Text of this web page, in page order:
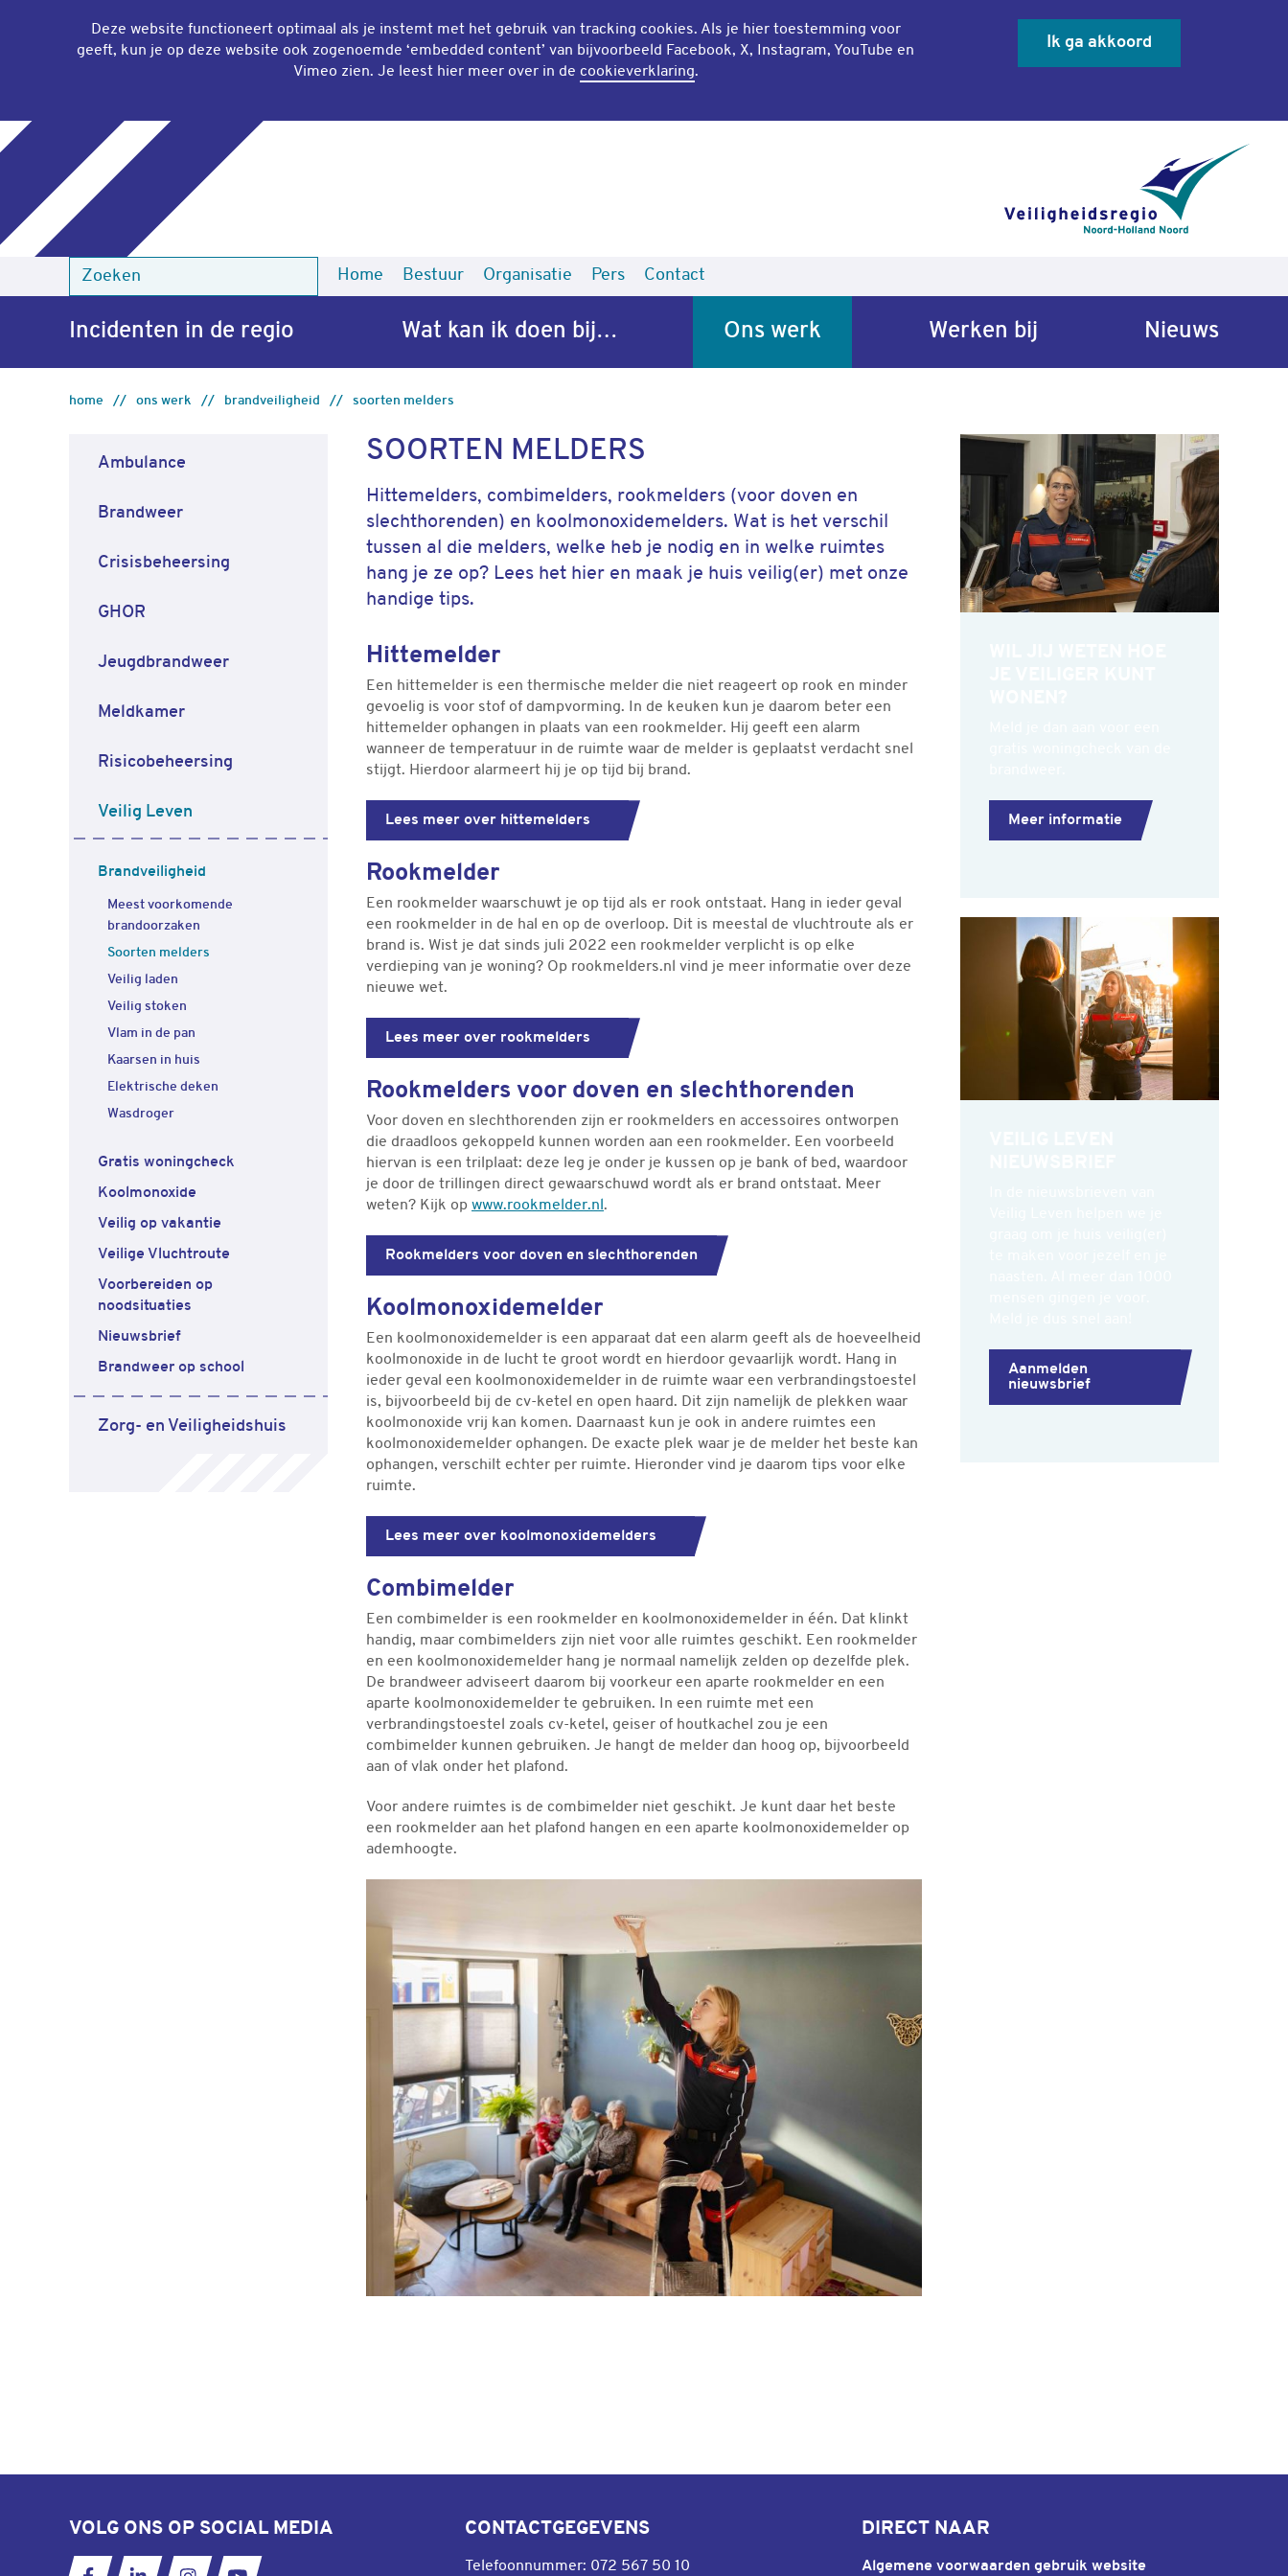
Deze website functioneert optimaal als je instemt met het gebruik van tracking cookies. Als je hier toestemming voor
geeft, kun je op deze website ook zogenoemde ‘embedded content’ van bijvoorbeeld Facebook, X, Instagram, YouTube en
Vimeo zien. Je leest hier meer over in de cookieverklaring.
Ik ga akkoord
Home Bestuur Organisatie Pers Contact
Zoeken
Incidenten in de regio Wat kan ik doen bij… Ons werk Werken bij Nieuws
home ons werk brandveiligheid soorten melders
Ambulance
Brandweer
Crisisbeheersing
GHOR
Jeugdbrandweer
Meldkamer
Risicobeheersing
Veilig Leven
Brandveiligheid
Meest voorkomende
brandoorzaken
Soorten melders
Veilig laden
Veilig stoken
Vlam in de pan
Kaarsen in huis
Elektrische deken
Wasdroger
Gratis woningcheck
Koolmonoxide
Veilig op vakantie
Veilige Vluchtroute
Voorbereiden op
noodsituaties
Nieuwsbrief
Brandweer op school
Zorg- en Veiligheidshuis
SOORTEN MELDERS
Hittemelders, combimelders, rookmelders (voor doven en
slechthorenden) en koolmonoxidemelders. Wat is het verschil
tussen al die melders, welke heb je nodig en in welke ruimtes
hang je ze op? Lees het hier en maak je huis veilig(er) met onze
handige tips.
Hittemelder
Een hittemelder is een thermische melder die niet reageert op rook en minder
gevoelig is voor stof of dampvorming. In de keuken kun je daarom beter een
hittemelder ophangen in plaats van een rookmelder. Hij geeft een alarm
wanneer de temperatuur in de ruimte waar de melder is geplaatst verdacht snel
stijgt. Hierdoor alarmeert hij je op tijd bij brand.
Lees meer over hittemelders
Rookmelder
Een rookmelder waarschuwt je op tijd als er rook ontstaat. Hang in ieder geval
een rookmelder in de hal en op de overloop. Dit is meestal de vluchtroute als er
brand is. Wist je dat sinds juli 2022 een rookmelder verplicht is op elke
verdieping van je woning? Op rookmelders.nl vind je meer informatie over deze
nieuwe wet.
Lees meer over rookmelders
Rookmelders voor doven en slechthorenden
Voor doven en slechthorenden zijn er rookmelders en accessoires ontworpen
die draadloos gekoppeld kunnen worden aan een rookmelder. Een voorbeeld
hiervan is een trilplaat: deze leg je onder je kussen op je bank of bed, waardoor
je door de trillingen direct gewaarschuwd wordt als er brand ontstaat. Meer
weten? Kijk op www.rookmelder.nl.
Rookmelders voor doven en slechthorenden
Koolmonoxidemelder
Een koolmonoxidemelder is een apparaat dat een alarm geeft als de hoeveelheid
koolmonoxide in de lucht te groot wordt en hierdoor gevaarlijk wordt. Hang in
ieder geval een koolmonoxidemelder in de ruimte waar een verbrandingstoestel
is, bijvoorbeeld bij de cv-ketel en open haard. Dit zijn namelijk de plekken waar
koolmonoxide vrij kan komen. Daarnaast kun je ook in andere ruimtes een
koolmonoxidemelder ophangen. De exacte plek waar je de melder het beste kan
ophangen, verschilt echter per ruimte. Hieronder vind je daarom tips voor elke
ruimte.
Lees meer over koolmonoxidemelders
Combimelder
Een combimelder is een rookmelder en koolmonoxidemelder in één. Dat klinkt
handig, maar combimelders zijn niet voor alle ruimtes geschikt. Een rookmelder
en een koolmonoxidemelder hang je normaal namelijk zelden op dezelfde plek.
De brandweer adviseert daarom bij voorkeur een aparte rookmelder en een
aparte koolmonoxidemelder te gebruiken. In een ruimte met een
verbrandingstoestel zoals cv-ketel, geiser of houtkachel zou je een
combimelder kunnen gebruiken. Je hangt de melder dan hoog op, bijvoorbeeld
aan of vlak onder het plafond.
Voor andere ruimtes is de combimelder niet geschikt. Je kunt daar het beste
een rookmelder aan het plafond hangen en een aparte koolmonoxidemelder op
ademhoogte.
Gerelateerde informatie
Meer informatie
Aanmelden
nieuwsbrief
VOLG ONS OP SOCIAL MEDIA CONTACTGEGEVENS
Telefoonnummer: 072 567 50 10
DIRECT NAAR
Algemene voorwaarden gebruik website